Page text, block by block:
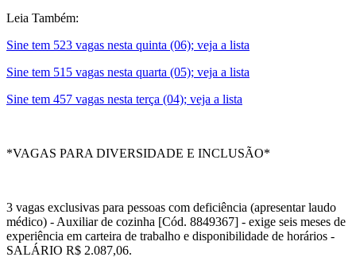
Leia Também:
Sine tem 523 vagas nesta quinta (06); veja a lista
Sine tem 515 vagas nesta quarta (05); veja a lista
Sine tem 457 vagas nesta terça (04); veja a lista
*VAGAS PARA DIVERSIDADE E INCLUSÃO*
3 vagas exclusivas para pessoas com deficiência (apresentar laudo
médico) - Auxiliar de cozinha [Cód. 8849367] - exige seis meses de
experiência em carteira de trabalho e disponibilidade de horários -
SALÁRIO R$ 2.087,06.